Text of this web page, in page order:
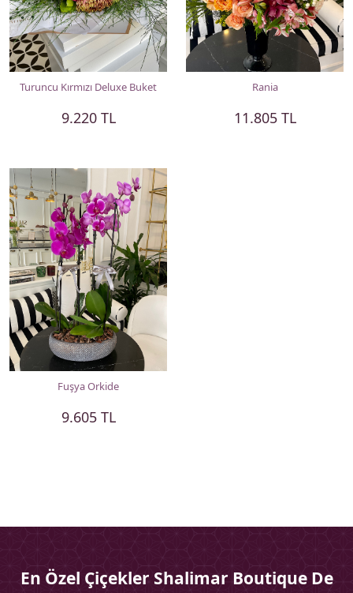
Turuncu Kırmızı Deluxe Buket
9.220 TL
Rania
11.805 TL
Fuşya Orkide
9.605 TL
En Özel Çiçekler Shalimar Boutique De